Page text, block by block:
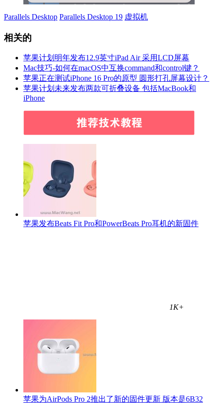
Parallels Desktop Parallels Desktop 19 虚拟机
相关的
苹果计划明年发布12.9英寸iPad Air 采用LCD屏幕
Mac技巧-如何在macOS中互换command和control键？
苹果正在测试iPhone 16 Pro的原型 圆形打孔屏幕设计？
苹果计划未来发布两款可折叠设备 包括MacBook和
iPhone
苹果发布Beats Fit Pro和PowerBeats Pro耳机的新固件
1K+
苹果为AirPods Pro 2推出了新的固件更新 版本是6B32